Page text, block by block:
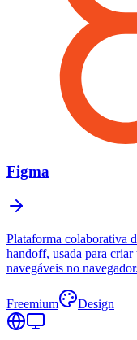
Figma
Plataforma colaborativa
handoff, usada para
navegáveis no navegador.
Freemium Design